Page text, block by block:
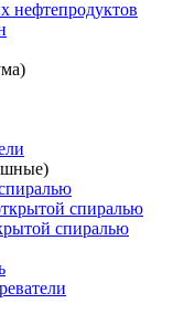
нефтепродуктов
спиралью
спиралью